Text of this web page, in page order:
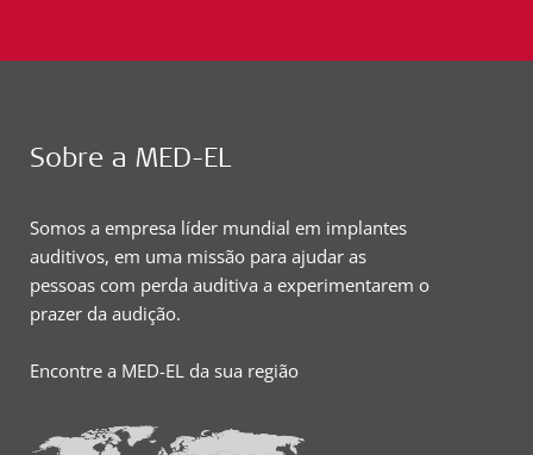
Sobre a MED-EL
Somos a empresa líder mundial em implantes
auditivos, em uma missão para ajudar as
pessoas com perda auditiva a experimentarem o
prazer da audição.
Encontre a MED-EL da sua região